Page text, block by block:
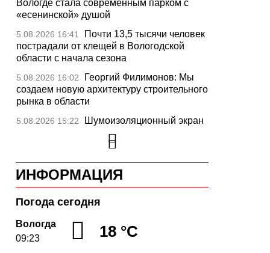
Вологде стала современным парком с
«есенинской» душой
5.08.2026 16:41
Почти 13,5 тысячи человек
пострадали от клещей в Вологодской
области с начала сезона
5.08.2026 16:02
Георгий Филимонов: Мы
создаем новую архитектуру строительного
рынка в области
5.08.2026 15:22
Шумоизоляционный экран
на Белозерском шоссе в Вологде
превратили в «космическую» галерею
5.08.2026 14:55 Улицу Чернышевского в
Вологде отремонтируют значительно
раньше срока
5.08.2026 13:47 Вологодская область
вошла в число лидеров по росту
рождаемости
ИНФОРМАЦИЯ
Погода сегодня
Вологда
09:23
18 °C